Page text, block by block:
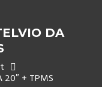
DA
20″ + TPMS